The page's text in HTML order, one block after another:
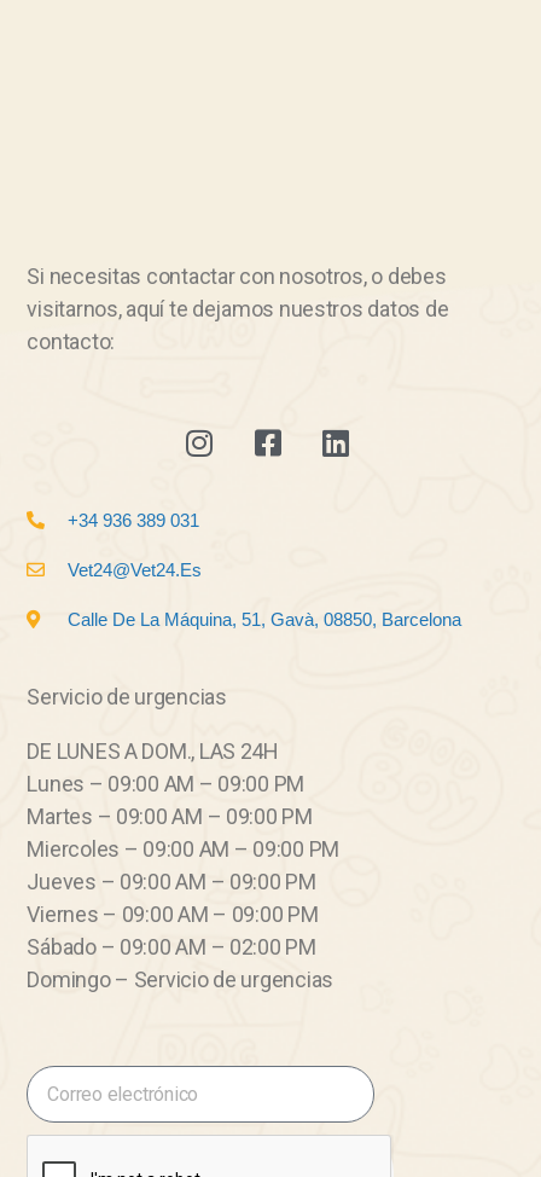
Si necesitas contactar con nosotros, o debes
visitarnos, aquí te dejamos nuestros datos de
contacto:
+34 936 389 031
Vet24@vet24.es
Calle De La Máquina, 51, Gavà, 08850, Barcelona
Servicio de urgencias
DE LUNES A DOM., LAS 24H
Lunes – 09:00 AM – 09:00 PM
Martes – 09:00 AM – 09:00 PM
Miercoles – 09:00 AM – 09:00 PM
Jueves – 09:00 AM – 09:00 PM
Viernes – 09:00 AM – 09:00 PM
Sábado – 09:00 AM – 02:00 PM
Domingo – Servicio de urgencias